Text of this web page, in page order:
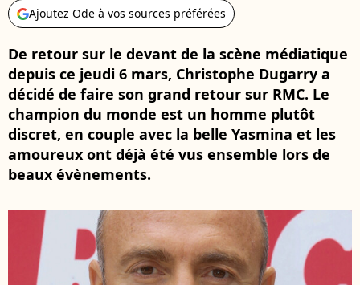
Ajoutez Ode à vos sources préférées
De retour sur le devant de la scène médiatique
depuis ce jeudi 6 mars, Christophe Dugarry a
décidé de faire son grand retour sur RMC. Le
champion du monde est un homme plutôt
discret, en couple avec la belle Yasmina et les
amoureux ont déjà été vus ensemble lors de
beaux évènements.